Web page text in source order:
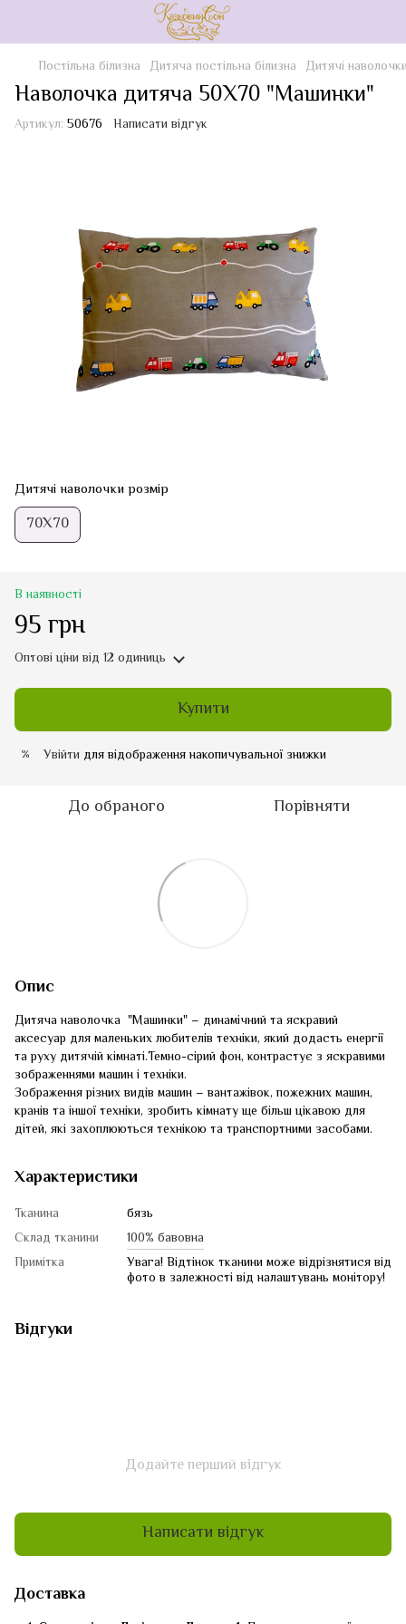
Постільна білизна Дитяча постільна білизна Дитячі
Наволочка дитяча 50Х70 "Машинки"
Артикул: 50676 Написати відгук
Дитячі наволочки розмір
70Х70
В наявності
95 грн
Оптові ціни від 12 одиниць
Купити
% Увійти для відображення накопичувальної знижки
До обраного Порівняти
Опис
Дитяча наволочка "Машинки" – динамічний та яскравий
аксесуар для маленьких любителів техніки, який додасть енергії
та руху дитячій кімнаті.Темно-сірий фон, контрастує з яскравими
зображеннями машин і техніки.
Зображення різних видів машин – вантажівок, пожежних машин,
кранів та іншої техніки, зробить кімнату ще більш цікавою для
дітей, які захоплюються технікою та транспортними засобами.
Характеристики
Тканина
бязь
Склад тканини
100% бавовна
Примітка
Увага! Відтінок тканини може відрізнятися від
фото в залежності від налаштувань монітору!
Відгуки
Додайте перший відгук
Написати відгук
Доставка